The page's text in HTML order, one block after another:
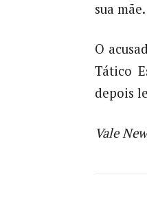
sua mãe.
O
Tático
depois
Vale